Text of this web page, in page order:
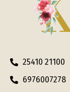
25410 21100
6976007278